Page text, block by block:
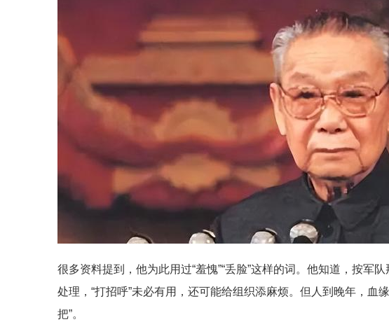
很多资料提到，他为此用过“羞愧”“丢脸”这样的词。他知道，按军
处理，“打招呼”未必有用，还可能给组织添麻烦。但人到晚年，血
把”。